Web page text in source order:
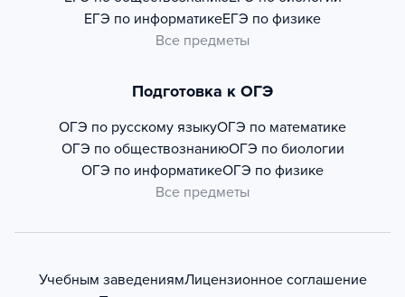
ЕГЭ по информатикеЕГЭ по физике
Все предметы
Подготовка к ОГЭ
ОГЭ по русскому языкуОГЭ по математике
ОГЭ по обществознаниюОГЭ по биологии
ОГЭ по информатикеОГЭ по физике
Все предметы
Учебным заведениямЛицензионное соглашение